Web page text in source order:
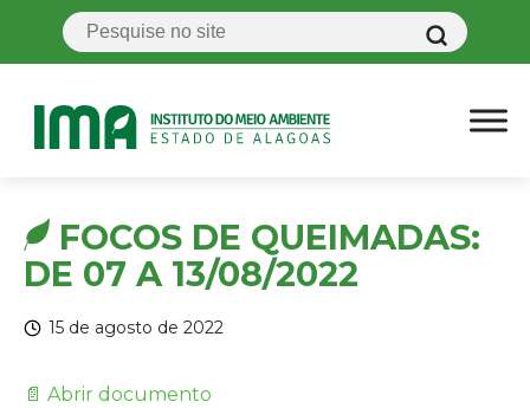
FOCOS DE QUEIMADAS:
DE 07 A 13/08/2022
15 de agosto de 2022
📄 Abrir documento